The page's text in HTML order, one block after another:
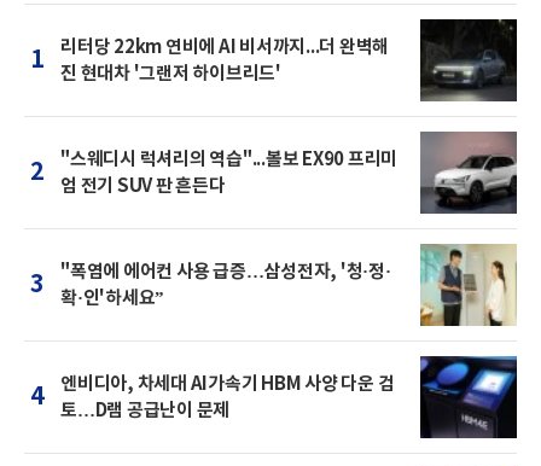
1
리터당 22km 연비에 AI 비서까지...더 완벽해
진 현대차 '그랜저 하이브리드'
2
"스웨디시 럭셔리의 역습"...볼보 EX90 프리미
엄 전기 SUV 판 흔든다
3
"폭염에 에어컨 사용 급증…삼성전자, '청·정·
확·인'하세요”
4
엔비디아, 차세대 AI가속기 HBM 사양 다운 검
토…D램 공급난이 문제